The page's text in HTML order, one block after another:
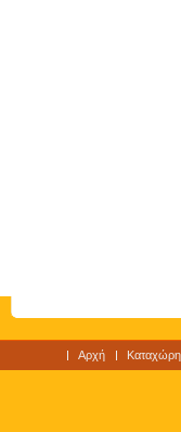
Αρχή